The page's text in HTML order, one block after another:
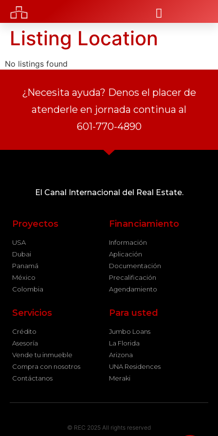
Listing Location
No listings found
¿Necesita ayuda? Denos el placer de
atenderle en jornada continua al
601-770-4890
El Canal Internacional del Real Estate.
Proyectos
USA
Dubai
Panamá
México
Colombia
Financiamiento
Información
Aplicación
Documentación
Precalificación
Agendamiento
Servicios
Crédito
Asesoría
Vende tu inmueble
Compra con nosotros
Contáctanos
Para usted
Jumbo Loans
La Florida
Arizona
UNA Residences
Meraki
© REC 2025 All rights reserved